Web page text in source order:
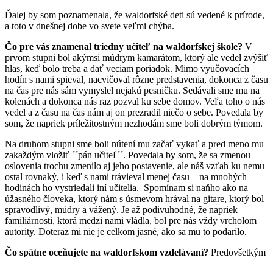
Ďalej by som poznamenala, že waldorfské deti sú vedené k prírode,
a toto v dnešnej dobe vo svete veľmi chýba.
Čo pre vás znamenal triedny učiteľ na waldorfskej škole? V
prvom stupni bol akýmsi múdrym kamarátom, ktorý ale vedel zvýšiť
hlas, keď bolo treba a dať veciam poriadok. Mimo vyučovacích
hodín s nami spieval, nacvičoval rôzne predstavenia, dokonca z času
na čas pre nás sám vymyslel nejakú pesničku. Sedávali sme mu na
kolenách a dokonca nás raz pozval ku sebe domov. Veľa toho o nás
vedel a z času na čas nám aj on prezradil niečo o sebe. Povedala by
som, že napriek príležitostným nezhodám sme boli dobrým týmom.
Na druhom stupni sme boli nútení mu začať vykať a pred meno mu
zakaždým vložiť ´´pán učiteľ´´. Povedala by som, že sa zmenou
oslovenia trochu zmenilo aj jeho postavenie, ale náš vzťah ku nemu
ostal rovnaký, i keď s nami trávieval menej času – na mnohých
hodinách ho vystriedali iní učitelia. Spomínam si naňho ako na
úžasného človeka, ktorý nám s úsmevom hrával na gitare, ktorý bol
spravodlivý, múdry a vážený. Je až podivuhodné, že napriek
familiárnosti, ktorá medzi nami vládla, bol pre nás vždy vrcholom
autority. Doteraz mi nie je celkom jasné, ako sa mu to podarilo.
Čo spätne oceňujete na waldorfskom vzdelávaní? Predovšetkým